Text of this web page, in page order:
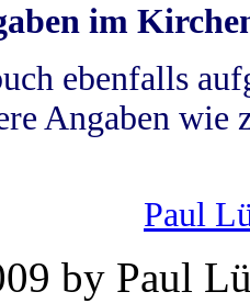
im
ebenfalls
Angaben wie
Paul
by Paul